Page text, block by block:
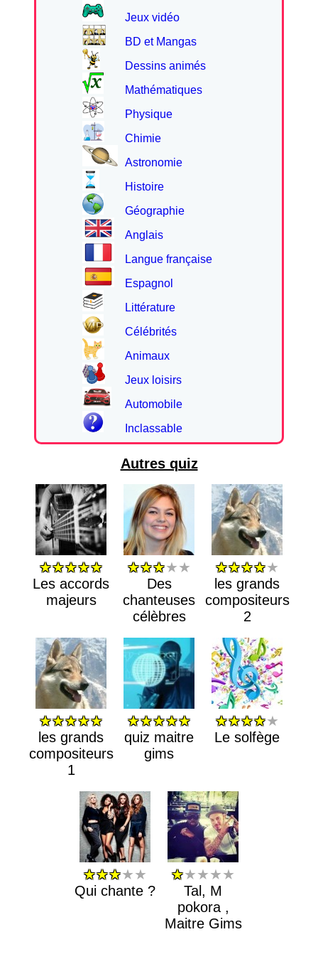
Jeux vidéo
BD et Mangas
Dessins animés
Mathématiques
Physique
Chimie
Astronomie
Histoire
Géographie
Anglais
Langue française
Espagnol
Littérature
Célébrités
Animaux
Jeux loisirs
Automobile
Inclassable
Autres quiz
★★★★★
Les accords
majeurs
★★★★★
Des
chanteuses
célèbres
★★★★★
les grands
compositeurs
2
★★★★★
les grands
compositeurs
1
★★★★★
quiz maitre
gims
★★★★★
Le solfège
★★★★★
Qui chante ?
★★★★★
Tal, M
pokora ,
Maitre Gims